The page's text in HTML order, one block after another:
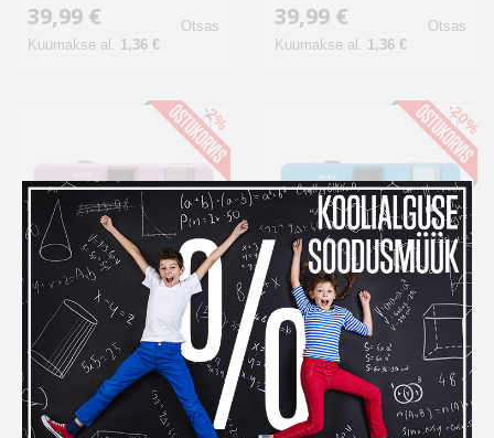
39,99 €
Kuumakse al. 1,36 €
Otsas 39,99 €
Kuumakse al. 1,36 €
Otsas
Kodak M35, lilla
39,99 €
Kuumakse al. 1,36 €
Otsas
-2%
Kodak M35, sinine
39,99 €
Kuumakse al.1,36 €
Laos
-20%